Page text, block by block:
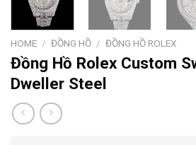
HOME / ĐỒNG HỒ / ĐỒNG HỒ ROLEX
Đồng Hồ Rolex Custom
Dweller Steel